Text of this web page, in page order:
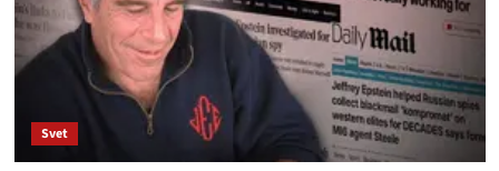
tomu
konečne
uverte
Svet